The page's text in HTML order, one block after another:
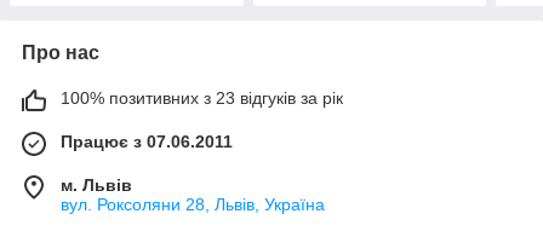
Про нас
100% позитивних з 23 відгуків за рік
Працює з 07.06.2011
м. Львів
вул. Роксоляни 28, Львів, Україна